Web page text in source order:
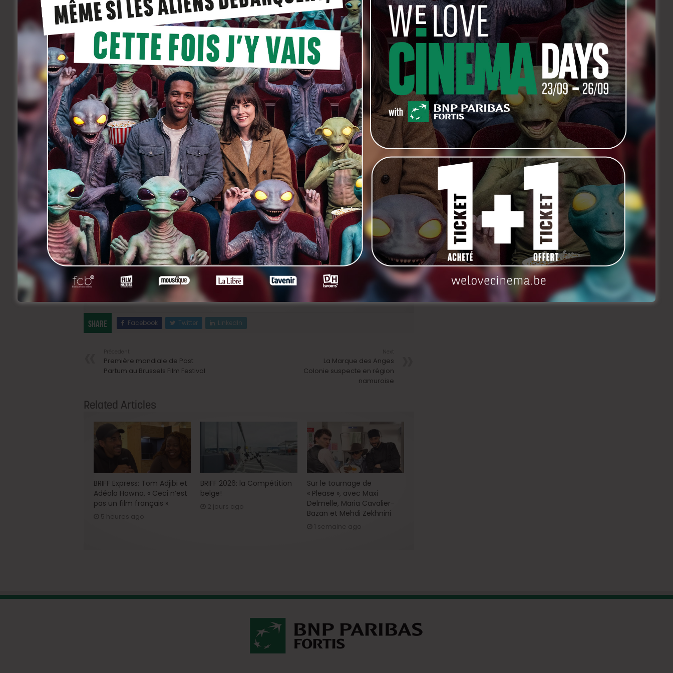
nombre entre 1 et 5000. Une personne innocente n’ayant pas accès aux réponses a choisi 1333.
Ce sont donc, les trois personnes qui ont donné une bonne réponse et un nombre se
rapprochant le plus de 1333 qui remportent deux invitations chacune.
A savoir :
Julie De Wispelaere
Camille Dequeker
Anaïs Lambert
Sabrina assabah
Amandine Schneider-Depouhon
Soit, à nouveau, cinq demoiselles. On notera donc que tous les gagnants de nos trois concours
consacrés au Brussels Film Festival sont des gagnantes.
Bon amusement !
Un nouveau concours est en ligne
pour gagner des tickets de cinéma pour le film Cinevox
de votre choix dans la salle de votre choix.
Share Facebook Twitter LinkedIn
Première mondiale de Post
Partum au Brussels Film Festival
La Marque des Anges
Colonie suspecte en région
namuroise
Related Articles
BRIFF Express: Tom Adjibi et
Adéola Hawna, « Ceci n’est
pas un film français ».
5 heures ago
BRIFF 2026: la Compétition
belge!
2 jours ago
Sur le tournage de
« Please », avec Maxi
Delmelle, Maria Cavalier-
Bazan et Mehdi Zekhnini
1 semaine ago